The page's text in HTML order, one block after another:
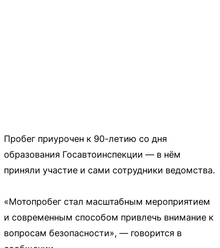
Пробег приурочен к 90-летию со дня
образования Госавтоинспекции — в нём
приняли участие и сами сотрудники ведомства.
«Мотопробег стал масштабным мероприятием
и современным способом привлечь внимание к
вопросам безопасности», — говорится в